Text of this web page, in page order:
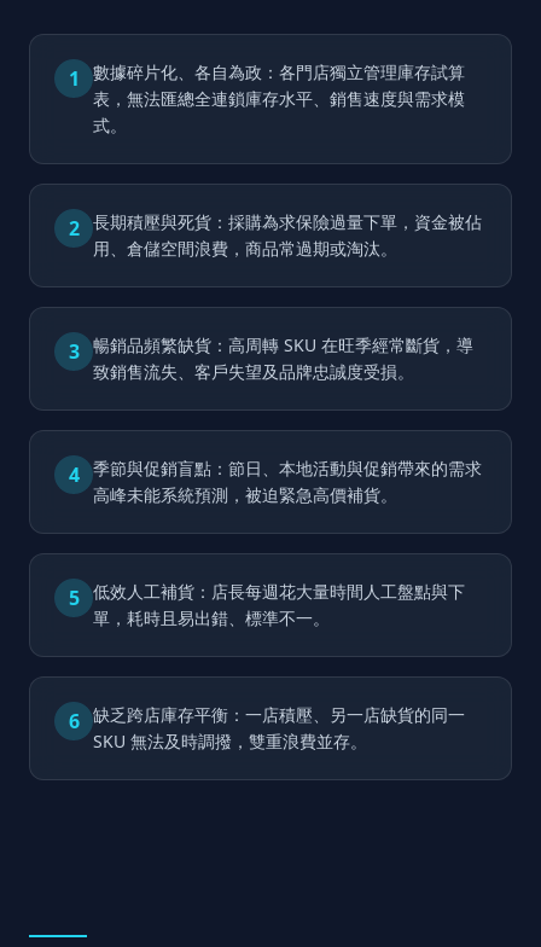
1
數據碎片化、各自為政：各門店獨立管理庫存試算
表，無法匯總全連鎖庫存水平、銷售速度與需求模
式。
2
長期積壓與死貨：採購為求保險過量下單，資金被佔
用、倉儲空間浪費，商品常過期或淘汰。
3
暢銷品頻繁缺貨：高周轉 SKU 在旺季經常斷貨，導
致銷售流失、客戶失望及品牌忠誠度受損。
4
季節與促銷盲點：節日、本地活動與促銷帶來的需求
高峰未能系統預測，被迫緊急高價補貨。
5
低效人工補貨：店長每週花大量時間人工盤點與下
單，耗時且易出錯、標準不一。
6
缺乏跨店庫存平衡：一店積壓、另一店缺貨的同一
SKU 無法及時調撥，雙重浪費並存。